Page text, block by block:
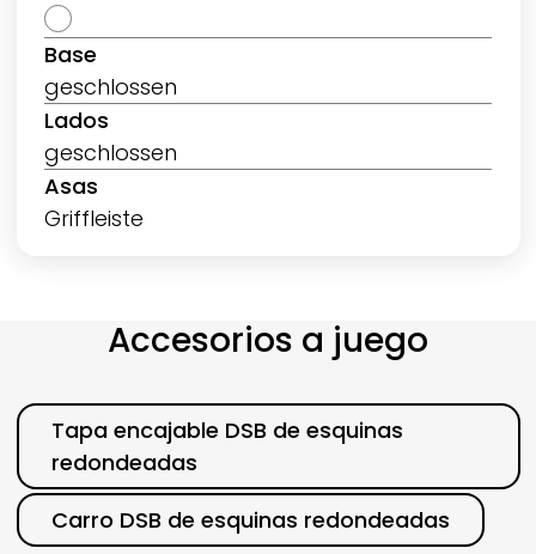
Base
geschlossen
Lados
geschlossen
Asas
Griffleiste
Accesorios a juego
Categoría
Tapa encajable DSB de esquinas
redondeadas
Carro DSB de esquinas redondeadas